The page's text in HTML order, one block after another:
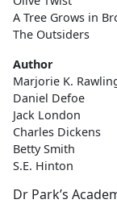
A Tree Grows in
The Outsiders
Author
Marjorie K.
Daniel Defoe
Jack London
Charles Dickens
Betty Smith
S.E. Hinton
Dr Park’s